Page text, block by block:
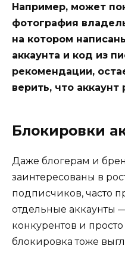
Например, может
фотография
на котором
аккаунта и код из
рекомендации,
верить, что аккаунт
Блокировки
Даже блогерам и
заинтересованы в
подписчиков, часто
отдельные аккаунты
конкурентов и
блокировка тоже